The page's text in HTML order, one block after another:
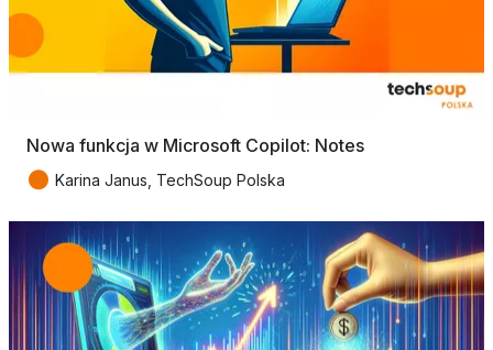
Nowa funkcja w Microsoft Copilot: Notes
● Karina Janus, TechSoup Polska